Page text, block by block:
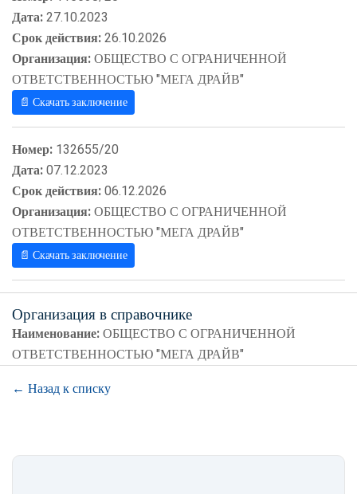
Дата:27.10.2023
Срок действия:26.10.2026
Организация:ОБЩЕСТВО С ОГРАНИЧЕННОЙ
ОТВЕТСТВЕННОСТЬЮ "МЕГА ДРАЙВ"
📄 Скачать заключение
Номер: 132655/20
Дата:07.12.2023
Срок действия:06.12.2026
Организация:ОБЩЕСТВО С ОГРАНИЧЕННОЙ
ОТВЕТСТВЕННОСТЬЮ "МЕГА ДРАЙВ"
📄 Скачать заключение
Организация в справочнике
Наименование:ОБЩЕСТВО С ОГРАНИЧЕННОЙ
ОТВЕТСТВЕННОСТЬЮ "МЕГА ДРАЙВ"
← Назад к списку